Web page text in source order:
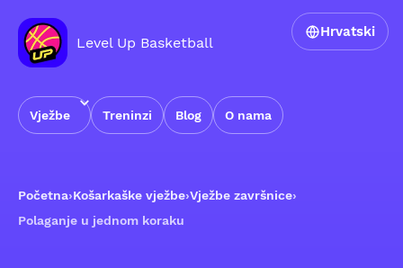
Level Up Basketball
Vježbe Treninzi Blog O nama
Hrvatski
Početna›Košarkaške vježbe›Vježbe završnice›
Polaganje u jednom koraku